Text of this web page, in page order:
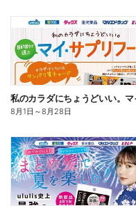
8月1日 ～8月28日